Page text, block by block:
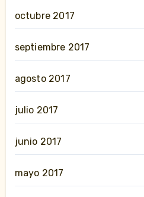
octubre 2017
septiembre 2017
agosto 2017
julio 2017
junio 2017
mayo 2017